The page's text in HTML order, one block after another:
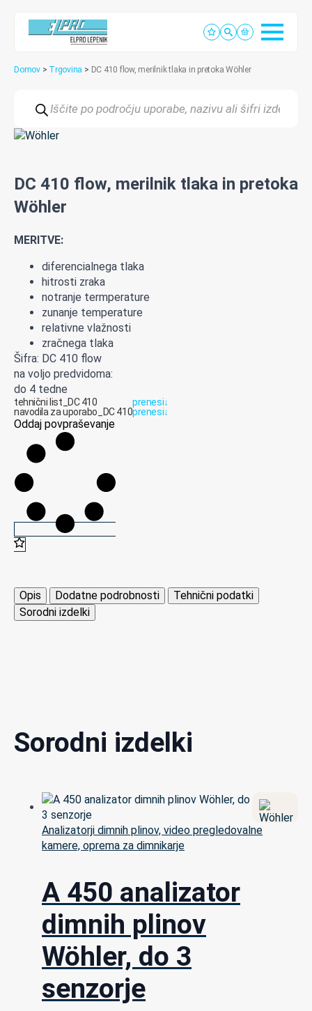
Domov > Trgovina > DC 410 flow, merilnik tlaka in pretoka Wöhler
search
DC 410 flow, merilnik tlaka in pretoka
Wöhler
MERITVE:
diferencialnega tlaka
hitrosti zraka
notranje termperature
zunanje temperature
relativne vlažnosti
zračnega tlaka
Šifra: DC 410 flow
na voljo predvidoma:
do 4 tedne
tehnični list_DC 410 prenesi↓
navodila za uporabo_DC 410prenesi↓
Oddaj povpraševanje
Opis Dodatne podrobnosti
Tehnični podatki
Sorodni izdelki
Sorodni izdelki
Analizatorji dimnih plinov, video pregledovalne
kamere, oprema za dimnikarje
A 450 analizator
dimnih plinov
Wöhler, do 3
senzorje